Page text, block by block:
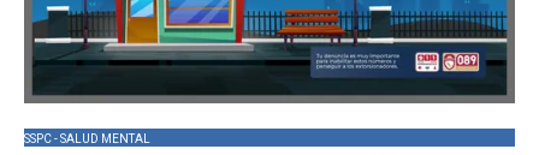
SSPC - SALUD MENTAL